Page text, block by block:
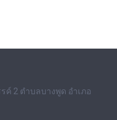
2 ตำบลบางพูด อำเภอ